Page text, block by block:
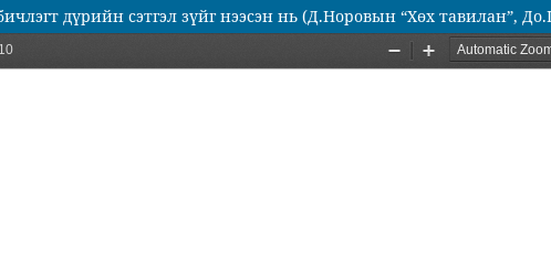
дүрийн сэтгэл зүйг нээсэн нь (Д.Норовын “Хөх тавилан”,